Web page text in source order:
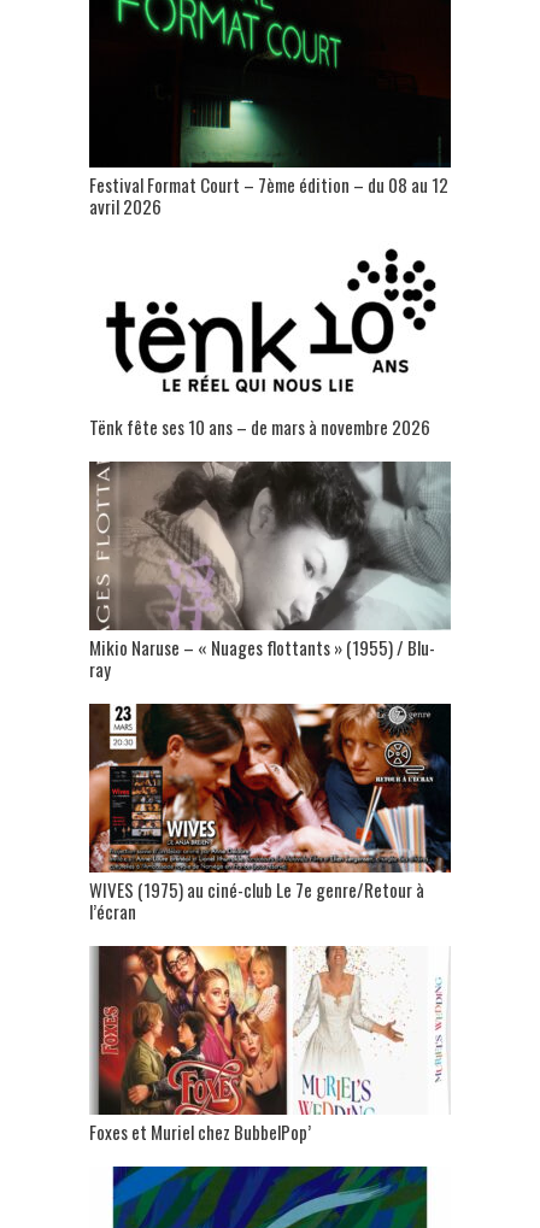
Festival Format Court – 7ème édition – du 08 au 12
avril 2026
Tënk fête ses 10 ans – de mars à novembre 2026
Mikio Naruse – « Nuages flottants » (1955) / Blu-
ray
WIVES (1975) au ciné-club Le 7e genre/Retour à
l’écran
Foxes et Muriel chez BubbelPop’